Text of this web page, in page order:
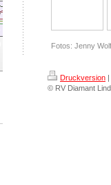
Fotos: Jenny Wolf
Druckversion |
© RV Diamant